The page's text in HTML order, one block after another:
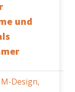
und
Design,